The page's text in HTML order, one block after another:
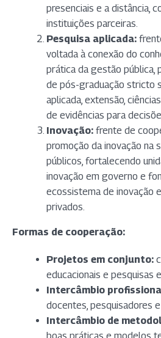
presenciais e a distância,
instituições parceiras.
Pesquisa aplicada:
voltada à conexão do
prática da gestão pública,
de pós-graduação stricto
aplicada, extensão,
de evidências para
Inovação: frente de
promoção da inovação na
públicos, fortalecendo
inovação em governo e
ecossistema de inovação
privados.
Formas de cooperação:
Projetos em conjunto:
educacionais e pesquisas
Intercâmbio
docentes, pesquisadores e
Intercâmbio de
boas práticas e modelos